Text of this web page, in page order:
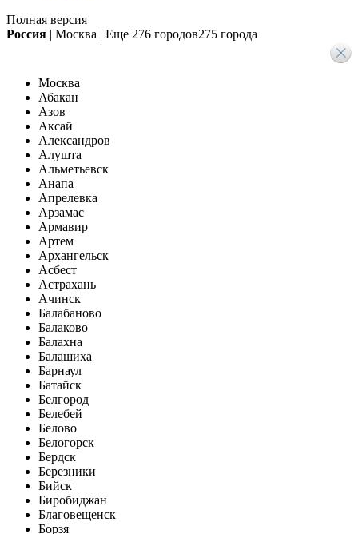
Полная версия
Россия | Москва | Еще 276 городов275 города
Москва
Абакан
Азов
Аксай
Александров
Алушта
Альметьевск
Анапа
Апрелевка
Арзамас
Армавир
Артем
Архангельск
Асбест
Астрахань
Ачинск
Балабаново
Балаково
Балахна
Балашиха
Барнаул
Батайск
Белгород
Белебей
Белово
Белогорск
Бердск
Березники
Бийск
Биробиджан
Благовещенск
Борзя